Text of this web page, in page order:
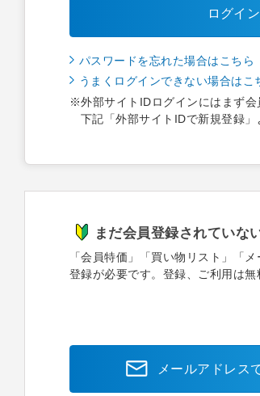
ログイン
パスワードを忘れた場合はこちら
うまくログインできない場合はこ
※外部サイトIDログインにはまず会
下記「外部サイトIDで新規登録」
まだ会員登録されていな
「会員特価」「買い物リスト」「
登録が必要です。登録、ご利用は無
メールアドレス